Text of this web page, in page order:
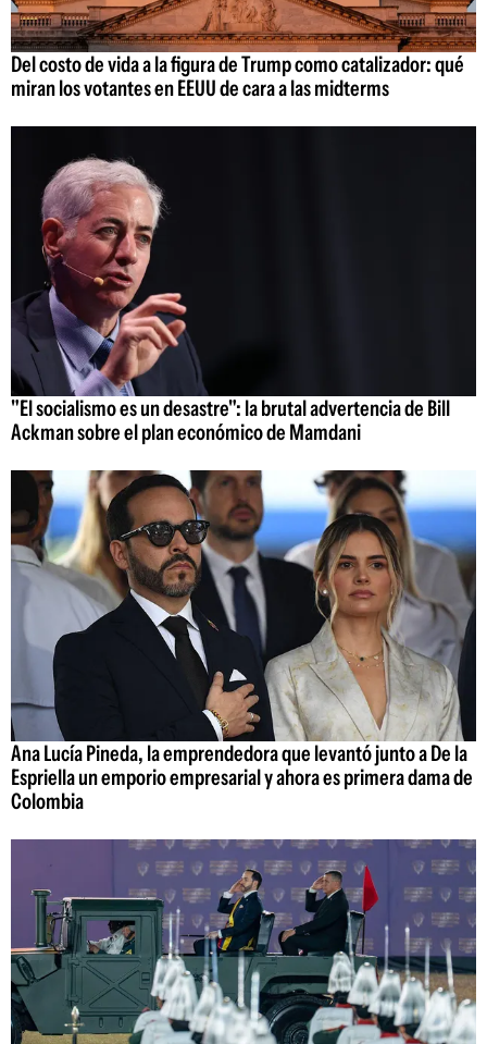
Del costo de vida a la figura de Trump como catalizador: qué
miran los votantes en EEUU de cara a las midterms
"El socialismo es un desastre": la brutal advertencia de Bill
Ackman sobre el plan económico de Mamdani
Ana Lucía Pineda, la emprendedora que levantó junto a De la
Espriella un emporio empresarial y ahora es primera dama de
Colombia